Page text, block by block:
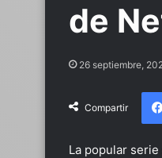
de
26 septiembre,
Compartir
La popular